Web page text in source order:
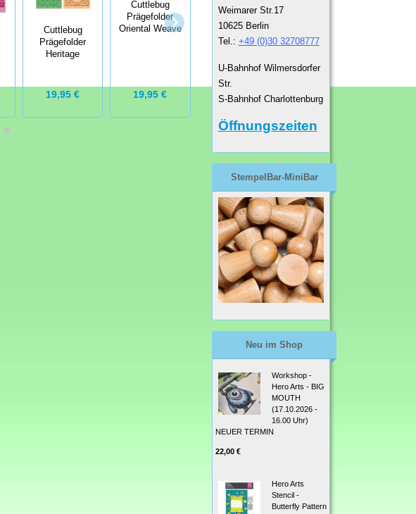
Cuttlebug
Prägefolder
Heritage
19,95 €
Cuttlebug
Prägefolder
Oriental Weave
19,95 €
Cuttlebug
Prägefolder
19,95 €
Prägefolder
Kassie's
8,75 €
Weimarer Str.17
10625 Berlin
Tel.: +49 (0)30 32708777
U-Bahnhof Wilmersdorfer
Str.
S-Bahnhof Charlottenburg
Öffnungszeiten
StempelBar-MiniBar
Neu im Shop
Workshop -
Hero Arts - BIG
MOUTH
(17.10.2026 -
16.00 Uhr)
NEUER TERMIN
22,00 €
Hero Arts
Stencil -
Butterfly Pattern